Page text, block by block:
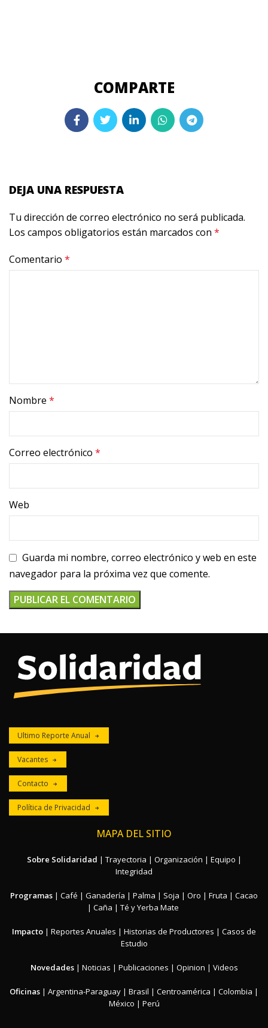
DEJA UNA RESPUESTA
Tu dirección de correo electrónico no será publicada.
Los campos obligatorios están marcados con *
Comentario *
Nombre *
Correo electrónico *
Web
Guarda mi nombre, correo electrónico y web en este
navegador para la próxima vez que comente.
Ultimo Reporte Anual
Vacantes
Contacto
Política de Privacidad
MAPA DEL SITIO
Sobre Solidaridad | Trayectoria | Organización | Equipo |
Integridad
Programas | Café | Ganadería | Palma | Soja | Oro | Fruta | Cacao
| Caña | Té y Yerba Mate
Impacto | Reportes Anuales | Historias de Productores | Casos de
Estudio
Novedades| Noticias | Publicaciones | Opinion | Videos
Oficinas | Argentina-Paraguay | Brasil | Centroamérica | Colombia |
México | Perú